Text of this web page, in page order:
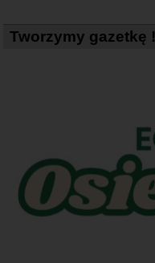
Tworzymy gazetkę !